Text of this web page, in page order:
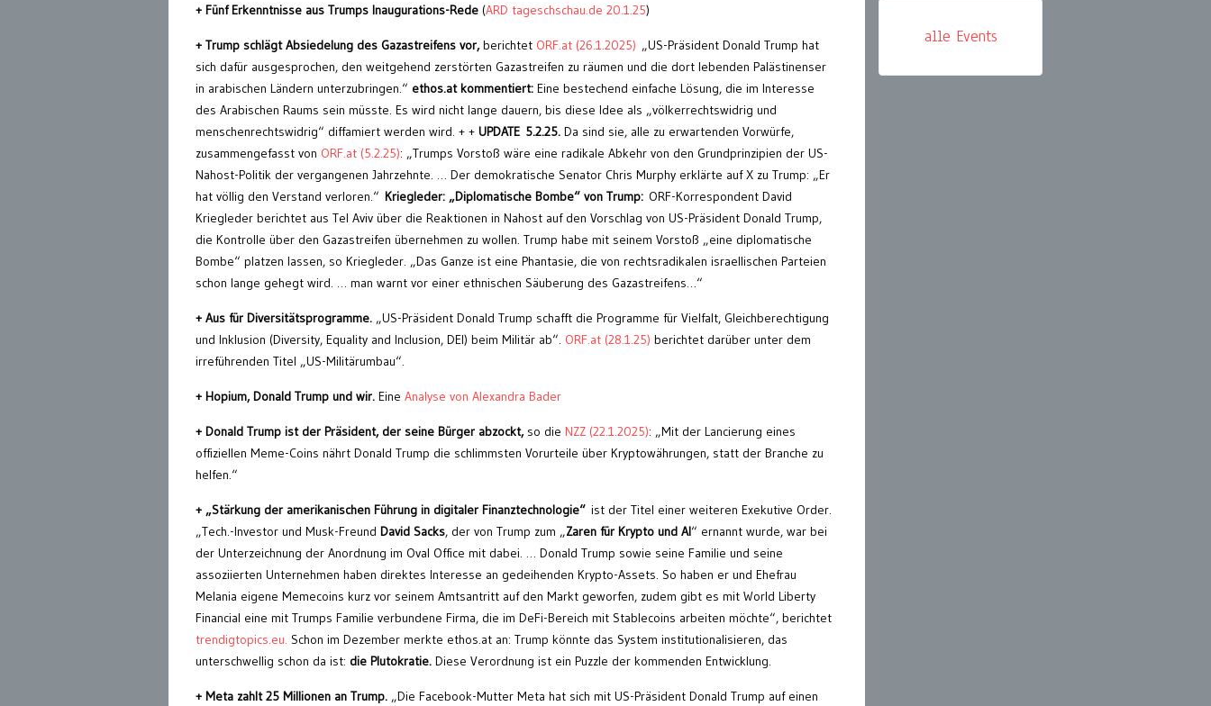
+ Fünf Erkenntnisse aus Trumps Inaugurations-Rede (ARD tageschschau.de 20.1.25)
+ Trump schlägt Absiedelung des Gazastreifens vor,berichtet ORF.at (26.1.2025) „US-Präsident Donald Trump hat
sich dafür ausgesprochen, den weitgehend zerstörten Gazastreifen zu räumen und die dort lebenden Palästinenser
in arabischen Ländern unterzubringen.“ ethos.at kommentiert: Eine bestechend einfache Lösung, die im Interesse
des Arabischen Raums sein müsste. Es wird nicht lange dauern, bis diese Idee als „völkerrechtswidrig und
menschenrechtswidrig“ diffamiert werden wird. + + UPDATE 5.2.25. Da sind sie, alle zu erwartenden Vorwürfe,
zusammengefasst von ORF.at (5.2.25): „Trumps Vorstoß wäre eine radikale Abkehr von den Grundprinzipien der US-
Nahost-Politik der vergangenen Jahrzehnte. … Der demokratische Senator Chris Murphy erklärte auf X zu Trump: „Er
hat völlig den Verstand verloren.“ Kriegleder: „Diplomatische Bombe“ von Trump: ORF-Korrespondent David
Kriegleder berichtet aus Tel Aviv über die Reaktionen in Nahost auf den Vorschlag von US-Präsident Donald Trump,
die Kontrolle über den Gazastreifen übernehmen zu wollen. Trump habe mit seinem Vorstoß „eine diplomatische
Bombe“ platzen lassen, so Kriegleder. „Das Ganze ist eine Phantasie, die von rechtsradikalen israellischen Parteien
schon lange gehegt wird. … man warnt vor einer ethnischen Säuberung des Gazastreifens…“
+ Aus für Diversitätsprogramme. „US-Präsident Donald Trump schafft die Programme für Vielfalt, Gleichberechtigung
und Inklusion (Diversity, Equality and Inclusion, DEI) beim Militär ab“. ORF.at (28.1.25) berichtet darüber unter dem
irreführenden Titel „US-Militärumbau“.
+ Hopium, Donald Trump und wir. Eine Analyse von Alexandra Bader
+ Donald Trump ist der Präsident, der seine Bürger abzockt, so die NZZ (22.1.2025): „Mit der Lancierung eines
offiziellen Meme-Coins nährt Donald Trump die schlimmsten Vorurteile über Kryptowährungen, statt der Branche zu
helfen.“
+ „Stärkung der amerikanischen Führung in digitaler Finanztechnologie“ ist der Titel einer weiteren Exekutive Order.
„Tech.-Investor und Musk-Freund David Sacks, der von Trump zum „Zaren für Krypto und AI“ ernannt wurde, war bei
der Unterzeichnung der Anordnung im Oval Office mit dabei. … Donald Trump sowie seine Familie und seine
assoziierten Unternehmen haben direktes Interesse an gedeihenden Krypto-Assets. So haben er und Ehefrau
Melania eigene Memecoins kurz vor seinem Amtsantritt auf den Markt geworfen, zudem gibt es mit World Liberty
Financial eine mit Trumps Familie verbundene Firma, die im DeFi-Bereich mit Stablecoins arbeiten möchte“, berichtet
trendigtopics.eu. Schon im Dezember merkte ethos.at an: Trump könnte das System institutionalisieren, das
unterschwellig schon da ist: die Plutokratie. Diese Verordnung ist ein Puzzle der kommenden Entwicklung.
+ Meta zahlt 25 Millionen an Trump. „Die Facebook-Mutter Meta hat sich mit US-Präsident Donald Trump auf einen
alle Events